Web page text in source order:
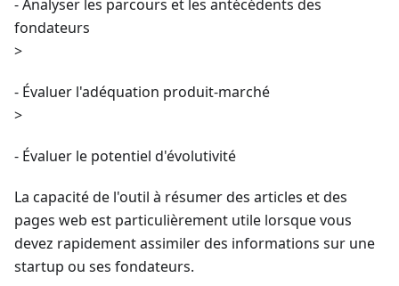
- Analyser les parcours et les antécédents des
fondateurs
>
- Évaluer l'adéquation produit-marché
>
- Évaluer le potentiel d'évolutivité
La capacité de l'outil à résumer des articles et des
pages web est particulièrement utile lorsque vous
devez rapidement assimiler des informations sur une
startup ou ses fondateurs.